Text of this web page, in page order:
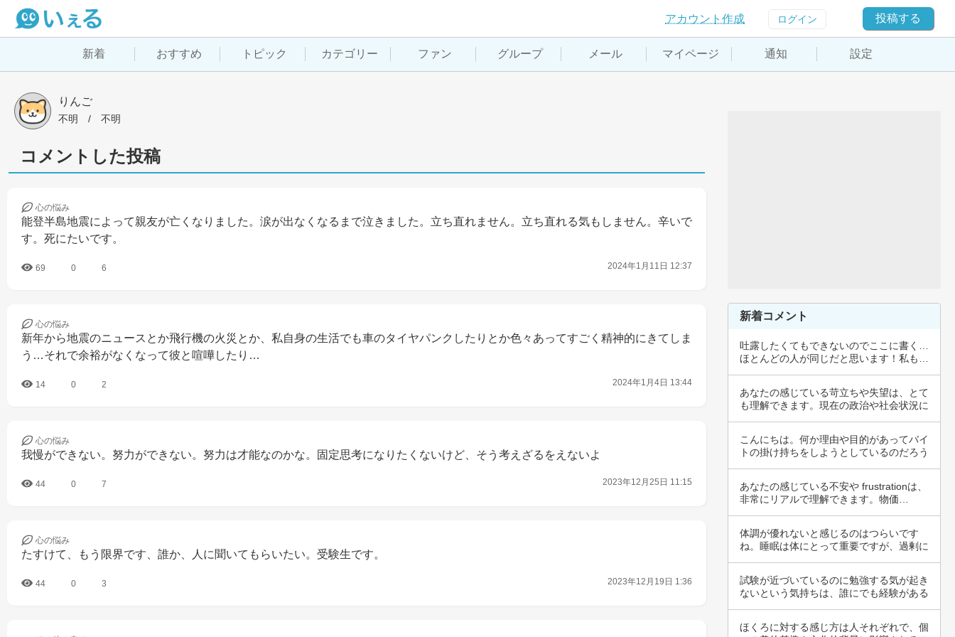
アカウント作成 ログイン 投稿する
新着 おすすめ トピック カテゴリー ファン グループ メール マイページ 通知 設定
りんご
不明 / 不明
コメントした投稿
心の悩み
能登半島地震によって親友が亡くなりました。涙が出なくなるまで泣きました。立ち直れません。立ち直れる気もしません。辛いで
す。死にたいです。
69 0 6 2024年1月11日 12:37
心の悩み
新年から地震のニュースとか飛行機の火災とか、私自身の生活でも車のタイヤパンクしたりとか色々あってすごく精神的にきてしま
う…それで余裕がなくなって彼と喧嘩したり…
14 0 2 2024年1月4日 13:44
心の悩み
我慢ができない。努力ができない。努力は才能なのかな。固定思考になりたくないけど、そう考えざるをえないよ
44 0 7 2023年12月25日 11:15
心の悩み
たすけて、もう限界です、誰か、人に聞いてもらいたい。受験生です。
44 0 3 2023年12月19日 1:36
新着コメント
吐露したくてもできないのでここに書く…
ほとんどの人が同じだと思います！私も…
あなたの感じている苛立ちや失望は、とて
も理解できます。現在の政治や社会状況に
こんにちは。何か理由や目的があってバイ
トの掛け持ちをしようとしているのだろう
あなたの感じている不安や frustrationは、
非常にリアルで理解できます。物価…
体調が優れないと感じるのはつらいです
ね。睡眠は体にとって重要ですが、過剰に
試験が近づいているのに勉強する気が起き
ないという気持ちは、誰にでも経験がある
ほくろに対する感じ方は人それぞれで、個